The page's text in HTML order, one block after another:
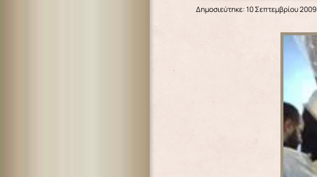
Δημοσιεύτηκε: 10 Σεπτεμβρίου 2009